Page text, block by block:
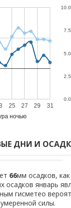
ночью
25 27 29 31
0.0
2.5
5.0
7.5
10.0
ДНИ И
66мм осадков,
январь
гисметео
силы.